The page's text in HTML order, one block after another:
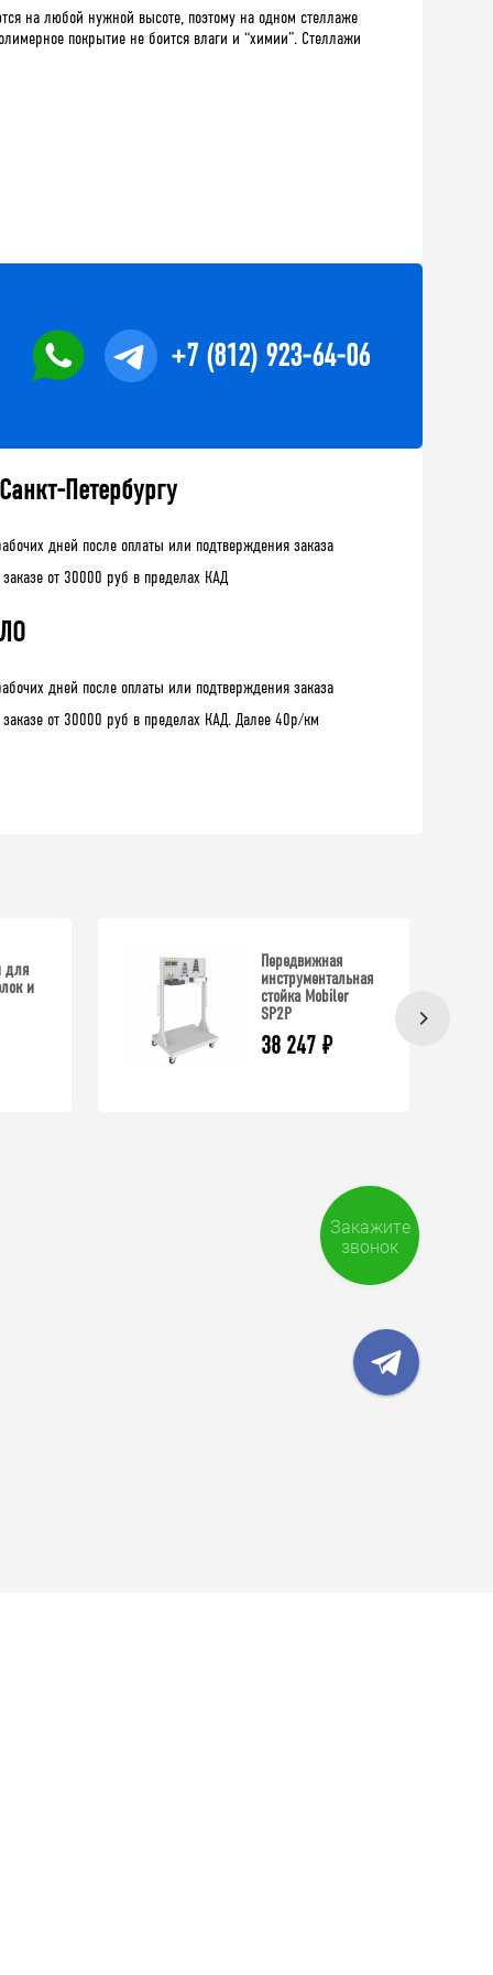
на любой нужной высоте, поэтому на одном стеллаже
покрытие не боится влаги и “химии”. Стеллажи
+7 (812) 923-64-06
Петербургу
дней после оплаты или подтверждения заказа
от 30000 руб в пределах КАД
дней после оплаты или подтверждения заказа
заказе от 30000 руб в пределах КАД. Далее 40р/км
для
и
Передвижная
инструментальная
стойка Mobiler
SP2P
38 247 ₽
Закажите
звонок